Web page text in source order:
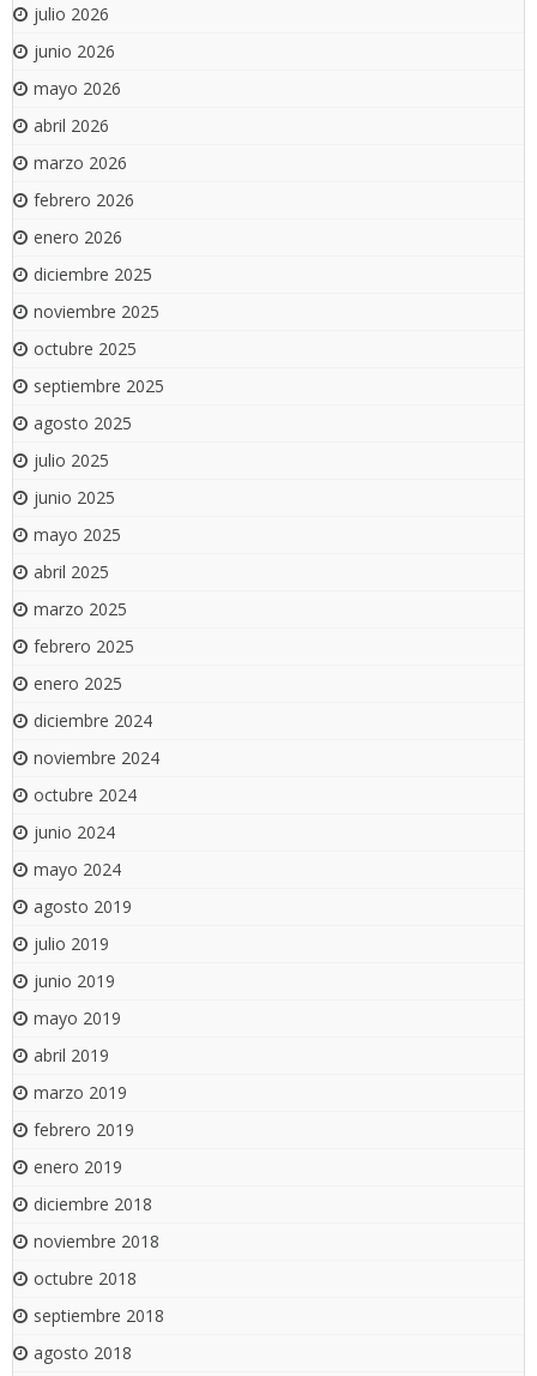
julio 2026
junio 2026
mayo 2026
abril 2026
marzo 2026
febrero 2026
enero 2026
diciembre 2025
noviembre 2025
octubre 2025
septiembre 2025
agosto 2025
julio 2025
junio 2025
mayo 2025
abril 2025
marzo 2025
febrero 2025
enero 2025
diciembre 2024
noviembre 2024
octubre 2024
junio 2024
mayo 2024
agosto 2019
julio 2019
junio 2019
mayo 2019
abril 2019
marzo 2019
febrero 2019
enero 2019
diciembre 2018
noviembre 2018
octubre 2018
septiembre 2018
agosto 2018